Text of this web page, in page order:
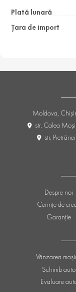
Plată lunară
Țara de import
Vânzarea
Schimb auto
Evaluare
Despre noi
Cerințe de
Garanție
Moldova,
str. Calea
str.